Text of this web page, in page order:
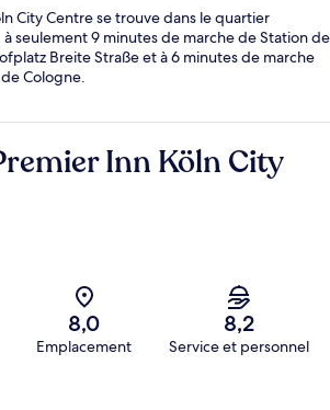
City Centre se trouve dans le quartier
seulement 9 minutes de marche de Station de
Breite Straße et à 6 minutes de marche
Cologne.
Inn Köln City
8,0
Emplacement
8,2
Service et personnel